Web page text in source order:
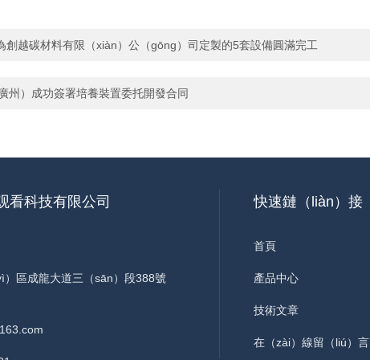
創越碳材料有限（xiàn）公（gōng）司定製的5套設備圓滿完工
州）成功簽署培養裝置委托開發合同
看科技有限公司
區成龍大道三（sān）段388號
快速鏈（liàn）接
首頁
產品中心
技術文章
在（zài）線留（liú）言